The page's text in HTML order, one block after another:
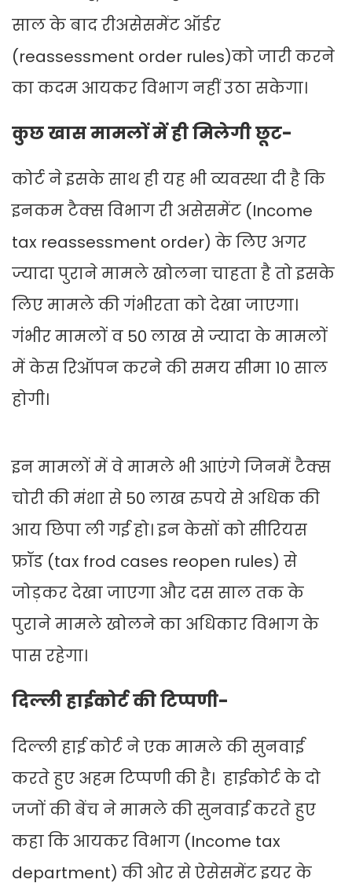
साल के बाद रीअसेसमेंट ऑर्डर
(reassessment order rules)को जारी करने
का कदम आयकर विभाग नहीं उठा सकेगा।
कुछ खास मामलों में ही मिलेगी छूट-
कोर्ट ने इसके साथ ही यह भी व्यवस्था दी है कि
इनकम टैक्स विभाग री असेसमेंट (Income
tax reassessment order) के लिए अगर
ज्यादा पुराने मामले खोलना चाहता है तो इसके
लिए मामले की गंभीरता को देखा जाएगा।
गंभीर मामलों व 50 लाख से ज्यादा के मामलों
में केस रिऑपन करने की समय सीमा 10 साल
होगी।
इन मामलों में वे मामले भी आएंगे जिनमें टैक्स
चोरी की मंशा से 50 लाख रुपये से अधिक की
आय छिपा ली गई हो। इन केसों को सीरियस
फ्रॉड (tax frod cases reopen rules) से
जोड़कर देखा जाएगा और दस साल तक के
पुराने मामले खोलने का अधिकार विभाग के
पास रहेगा।
दिल्ली हाईकोर्ट की टिप्पणी-
दिल्ली हाई कोर्ट ने एक मामले की सुनवाई
करते हुए अहम टिप्पणी की है। हाईकोर्ट के दो
जजों की बेंच ने मामले की सुनवाई करते हुए
कहा कि आयकर विभाग (Income tax
department) की ओर से ऐसेसमेंट इयर के